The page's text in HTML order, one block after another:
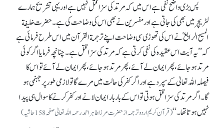
پس بڑی واضح نفی ہے اس میں کہ مرتد کی سزا قتل نہیں ہے اور یہی تشریح ہمارے
لٹریچر میں بھی کی جاتی ہے اور مفسرین نے بھی اس کی وضاحت کی ہے۔ حضرت خلیفة
المسیح الرابعؒ نے اس کی تھوڑی سی وضاحت اپنے ترجمة القرآن میں اس طرح فرمائی ہے
کہ ’’یہ آیت اس عقیدہ کی نفی کرتی ہے کہ مرتد کی سزا قتل ہے۔ چنانچہ فرمایا اگر کوئی
مرتد ہو جائے، پھر ایمان لے آئے، پھر مرتد ہو جائے، پھر ایمان لے آئے تو اس کا
فیصلہ اللہ تعالیٰ کے سپرد ہے اور اگر کفر کی حالت میں مرے گا تو لازمی طور پر جہنمی ہو
گا۔ اگر مرتد کی سزا قتل ہوتی تو اس کے باربار ایمان لانے اور کفر کرنے کا سوال ہی پیدا
نہیں ہوتا تھا۔‘‘(قرآن کریم اردو ترجمہ از حضرت مرزا طاہر احمد رحمہ اللہ تعالیٰ صفحہ 158 حاشیہ)